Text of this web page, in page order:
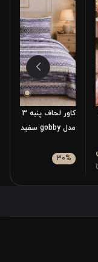
مدل gobby سفید سرمه ای راه راه
30%